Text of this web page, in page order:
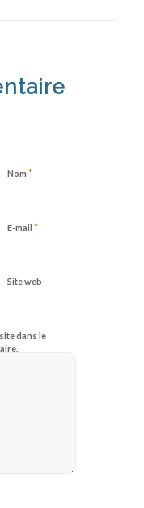
Nom *
E-mail *
Site web
dans le